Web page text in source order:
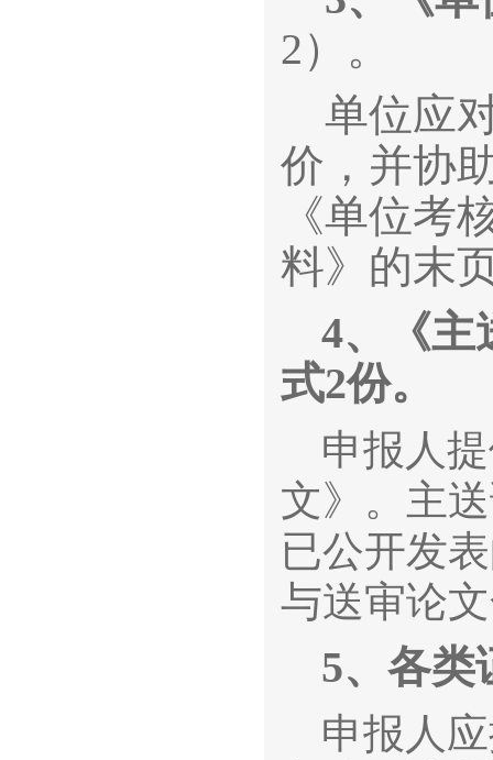
2）。
单位应
价，并协
《单位考
料》的末
4、《主
式2份。
申报人
文》。主
已公开发
与送审论
5、 各类
申报人